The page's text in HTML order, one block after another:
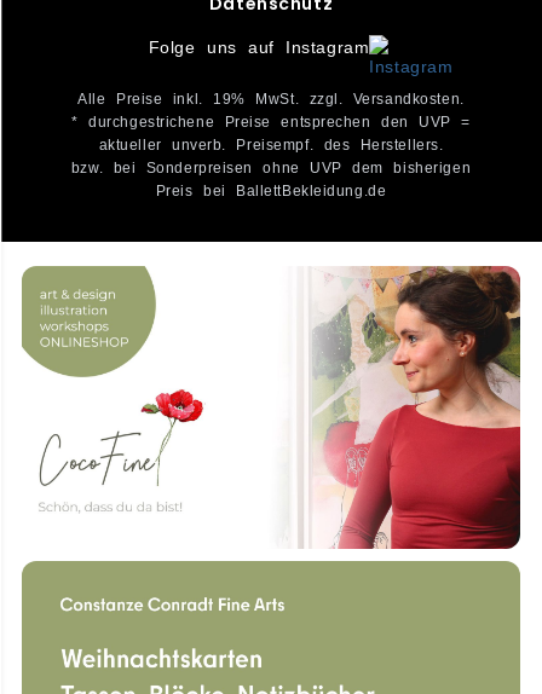
Folge uns auf Instagram
Alle Preise inkl. 19% MwSt. zzgl. Versandkosten.
* durchgestrichene Preise entsprechen den UVP =
aktueller unverb. Preisempf. des Herstellers.
bzw. bei Sonderpreisen ohne UVP dem bisherigen
Preis bei BallettBekleidung.de